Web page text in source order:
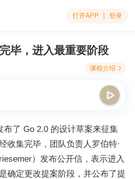
打开APP 登录
毕，进入最重要阶段
课程介绍 

布了 Go 2.0 的设计草案来征集
收集完毕，团队负责人罗伯特·
）发布公开信，表示进入
确定更改提案阶段，并公布了提